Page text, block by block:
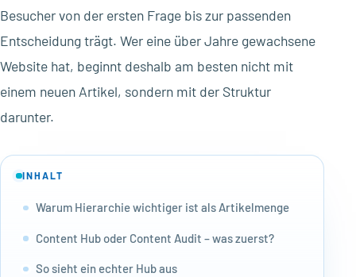
Besucher von der ersten Frage bis zur passenden
Entscheidung trägt. Wer eine über Jahre gewachsene
Website hat, beginnt deshalb am besten nicht mit
einem neuen Artikel, sondern mit der Struktur
darunter.
INHALT
Warum Hierarchie wichtiger ist als Artikelmenge
Content Hub oder Content Audit – was zuerst?
So sieht ein echter Hub aus